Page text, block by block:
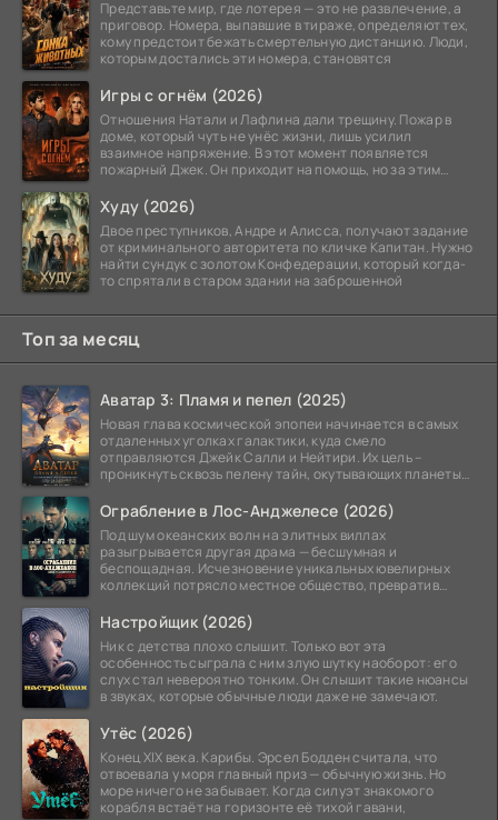
Представьте мир, где лотерея — это не развлечение, а
приговор. Номера, выпавшие в тираже, определяют тех,
кому предстоит бежать смертельную дистанцию. Люди,
которым достались эти номера, становятся
Игры с огнём (2026)
Отношения Натали и Лафлина дали трещину. Пожар в
доме, который чуть не унёс жизни, лишь усилил
взаимное напряжение. В этот момент появляется
пожарный Джек. Он приходит на помощь, но за этим
Худу (2026)
Двое преступников, Андре и Алисса, получают задание
от криминального авторитета по кличке Капитан. Нужно
найти сундук с золотом Конфедерации, который когда-
то спрятали в старом здании на заброшенной
Топ за месяц
Аватар 3: Пламя и пепел (2025)
Новая глава космической эпопеи начинается в самых
отдаленных уголках галактики, куда смело
отправляются Джейк Салли и Нейтири. Их цель –
проникнуть сквозь пелену тайн, окутывающих планеты
Ограбление в Лос-Анджелесе (2026)
Под шум океанских волн на элитных виллах
разыгрывается другая драма — бесшумная и
беспощадная. Исчезновение уникальных ювелирных
коллекций потрясло местное общество, превратив
Настройщик (2026)
Ник с детства плохо слышит. Только вот эта
особенность сыграла с ним злую шутку наоборот: его
слух стал невероятно тонким. Он слышит такие нюансы
в звуках, которые обычные люди даже не замечают.
Утёс (2026)
Конец XIX века. Карибы. Эрсел Бодден считала, что
отвоевала у моря главный приз — обычную жизнь. Но
море ничего не забывает. Когда силуэт знакомого
корабля встаёт на горизонте её тихой гавани,